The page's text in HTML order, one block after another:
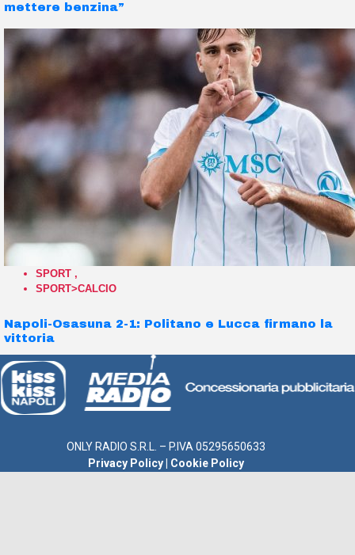
mettere benzina”
SPORT ,
SPORT>CALCIO
Napoli-Osasuna 2-1: Politano e Lucca firmano la
vittoria
ONLY RADIO S.R.L. – P.IVA 05295650633
Privacy Policy
Cookie Policy